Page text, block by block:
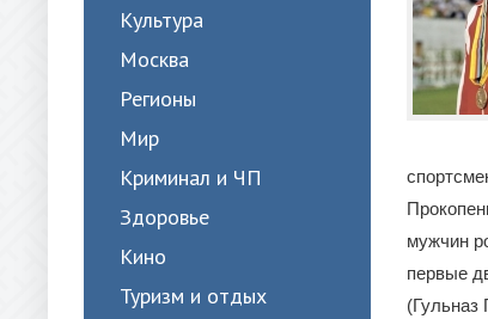
Культура
Москва
Регионы
Мир
Криминал и ЧП
Здоровье
Кино
Туризм и отдых
мужчин
первые